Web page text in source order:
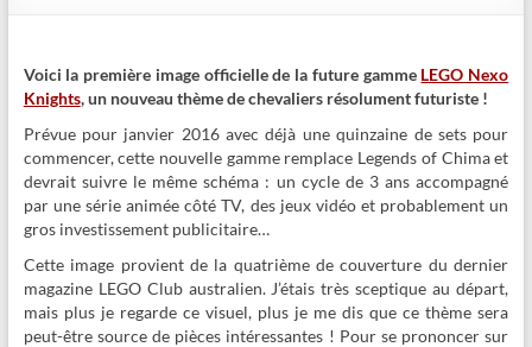
Voici la première image officielle de la future gamme LEGO Nexo
Knights, un nouveau thème de chevaliers résolument futuriste !
Prévue pour janvier 2016 avec déjà une quinzaine de sets pour
commencer, cette nouvelle gamme remplace Legends of Chima et
devrait suivre le même schéma : un cycle de 3 ans accompagné
par une série animée côté TV, des jeux vidéo et probablement un
gros investissement publicitaire…
Cette image provient de la quatrième de couverture du dernier
magazine LEGO Club australien. J’étais très sceptique au départ,
mais plus je regarde ce visuel, plus je me dis que ce thème sera
peut-être source de pièces intéressantes ! Pour se prononcer sur